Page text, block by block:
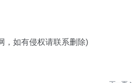
，如有侵权请联系删除)